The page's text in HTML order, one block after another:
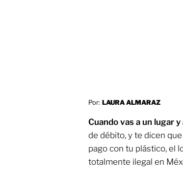
Por: LAURA ALMARAZ
Cuando vas a un lugar
de débito, y te dicen
pago con tu plástico, el
totalmente ilegal en